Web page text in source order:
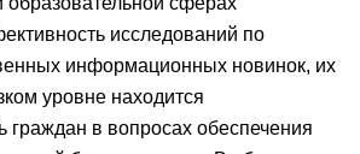
исследований по
информационных новинок, их
уровне находится
граждан в вопросах обеспечения